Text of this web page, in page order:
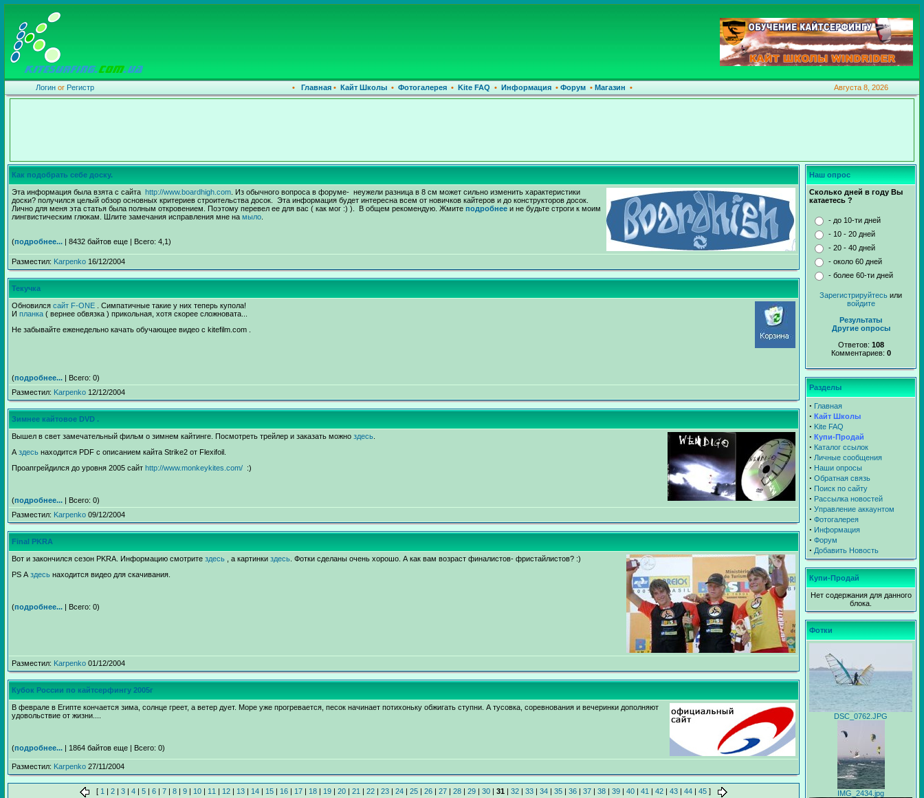
Логин or Регистр • Главная• Кайт Школы • Фотогалерея• Kite FAQ • Информация•Форум•Магазин • Августа 8, 2026
Как подобрать себе доску.
Эта информация была взята с сайта http://www.boardhigh.com . Из обычного вопроса в форуме- неужели разница в 8 см может сильно изменить характеристики
доски? получился целый обзор основных критериев строительства досок. Эта информация будет интересна всем от новичков кайтеров и до конструкторов досок.
Лично для меня эта статья была полным откровением. Поэтому перевел ее для вас ( как мог :) ). В общем рекомендую. Жмите подробнее и не будьте строги к моим
лингвистическим глюкам. Шлите замечания исправления мне на мыло
(подробнее... | 8432 байтов еще | Всего: 4,1)
Разместил: Karpenko 16/12/2004
Текучка
Обновился сайт F-ONE
. Симпатичные такие у них теперь купола!
И планка ( вернее обвязка ) прикольная, хотя скорее сложновата...
Не забывайте еженедельно качать обучающее видео с kitefilm.com .
(подробнее... | Всего: 0)
Разместил: Karpenko 12/12/2004
Зимнее кайтовое DVD .
Вышел в свет замечательный фильм о зимнем кайтинге. Посмотреть трейлер и заказать можно здесь
А здесь находится PDF с описанием кайта Strike2 от Flexifoil.
Проапгрейдился до уровня 2005 сайт http://www.monkeykites.com/ :)
(подробнее... | Всего: 0)
Разместил: Karpenko 09/12/2004
Final PKRA
Вот и закончился сезон PKRA. Информацию смотрите здесь , а картинки здесь . Фотки сделаны очень хорошо. А как вам возраст финалистов- фристайлистов? :)
PS А здесь находится видео для скачивания.
(подробнее... | Всего: 0)
Разместил: Karpenko 01/12/2004
Кубок России по кайтсерфингу 2005г
В феврале в Египте кончается зима, солнце греет, а ветер дует. Море уже прогревается, песок начинает потихоньку обжигать ступни. А тусовка, соревнования и вечеринки дополняют
удовольствие от жизни....
(подробнее... | 1864 байтов еще | Всего: 0)
Разместил: Karpenko 27/11/2004
[ 1 2 3 4 5 6 7 8 9 10 11 12 13 14 15 16 17 18 19 20 21 22 23 24 25 26 27 28 29 30 31 32 33 34 35 36 37 38 39 40 41 42 43 44 45 ]
Наш опрос
Сколько дней в году Вы
катаетесь ?
- до 10-ти дней
- 10 - 20 дней
- 20 - 40 дней
- около 60 дней
- более 60-ти дней
Зарегистрируйтесь или
войдите
Результаты
Другие опросы
Ответов: 108
Комментариев: 0
Разделы
∙ Главная
∙ Кайт Школы
∙ Kite FAQ
∙ Купи-Продай
∙ Каталог ссылок
∙ Личные сообщения
∙ Наши опросы
∙ Обратная связь
∙ Поиск по сайту
∙ Рассылка новостей
∙ Управление аккаунтом
∙ Фотогалерея
∙ Информация
∙ Форум
∙ Добавить Новость
Купи-Продай
Нет содержания для данного
блока.
Фотки
DSC_0762.JPG
IMG_2434.jpg